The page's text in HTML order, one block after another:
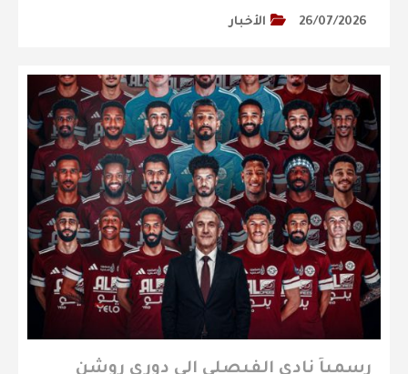
26/07/2026 الأخبار
رسمياً نادي الفيصلي إلى دوري روشن